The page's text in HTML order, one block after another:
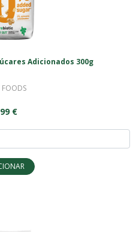
Adicionados 300g
€